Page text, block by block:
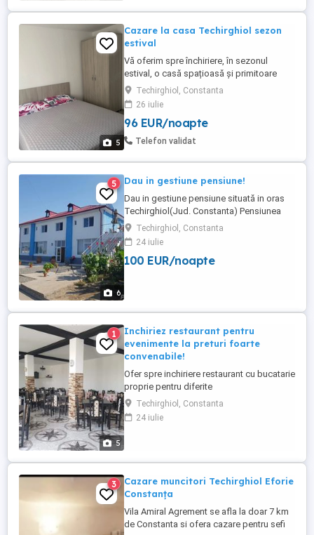
5
Cazare la casa Techirghiol sezon
estival
Vă oferim spre închiriere, în sezonul
estival, o casă spațioasă și primitoare
situată în Techirghiol, ideală pentru familii
sau grupuri care își doresc confort, liniște
și relaxare aproape de litoral. Proprietatea
dispune de: -4 camere confortabile -Baie
modernă -Bucătărie complet utilată -Curte
Techirghiol, Constanta
26 iulie
96 EUR/noapte
Telefon validat
6
5 Dau in gestiune pensiune!
Dau in gestiune pensiune situată in oras
Techirghiol(Jud. Constanta) Pensiunea
este compusa astfel: la parter- restaurant
cu o capacitate de 100 pers,bucatarie
complet utilată și 2 grupuri sanitare. La
etaj: 8 camere matrimoniale,fiecare cu
Techirghiol, Constanta
24 iulie
100 EUR/noapte
5
1
Inchiriez restaurant pentru
evenimente la preturi foarte
convenabile!
Ofer spre inchiriere restaurant cu bucatarie
proprie pentru diferite
evenimente(nunti,botezuri,zile de
nastere,pomeni,etc) Pensiunea se afla in
Techirghiol (Constanta) pt detalii nr tel
Techirghiol, Constanta
24 iulie
3
Cazare muncitori Techirghiol Eforie
Constanța
Vila Amiral Agrement se afla la doar 7 km
de Constanta si ofera cazare pentru sefi